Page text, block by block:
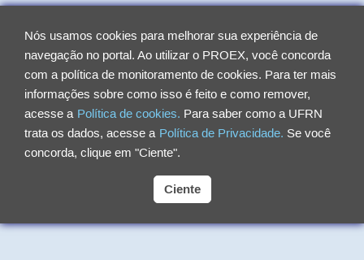
Nós usamos cookies para melhorar sua experiência de
navegação no portal. Ao utilizar o PROEX, você concorda
com a política de monitoramento de cookies. Para ter mais
informações sobre como isso é feito e como remover,
acesse a Política de cookies. Para saber como a UFRN
trata os dados, acesse a Política de Privacidade. Se você
concorda, clique em "Ciente".
Ciente